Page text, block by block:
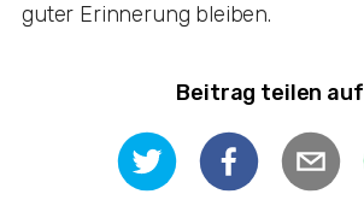
guter Erinnerung bleiben.
Beitrag teilen auf